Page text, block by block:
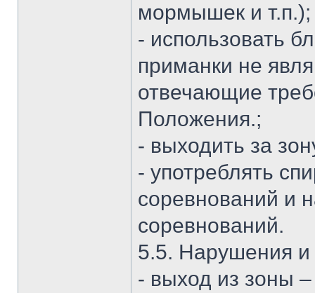
мормышек и т.п.);
- использовать
приманки не
отвечающие
Положения.;
- выходить за
- употреблять
соревнований и
соревнований.
5.5. Нарушения
- выход из зоны